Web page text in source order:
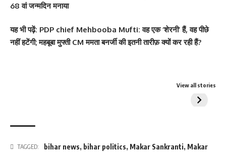
68 वां जन्मदिन मनाया
यह भी पढ़ें: PDP chief Mehbooba Mufti: वह एक ‘शेरनी’ हैं, वह पीछे
नहीं हटेंगी; महबूबा मुफ्ती CM ममता बनर्जी की इतनी तारीफ़ क्यों कर रही हैं?
View all stories
सितारों का
TAGGED: bihar news, bihar politics, Makar Sankranti, Makar